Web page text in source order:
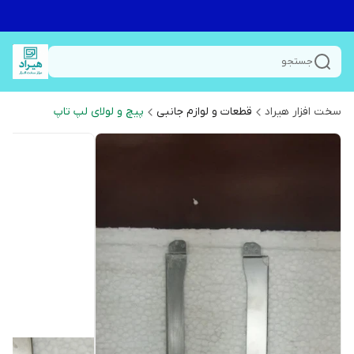
جستجو
سخت افزار هیراد قطعات و لوازم جانبی پیچ و لولای لپ تاپ